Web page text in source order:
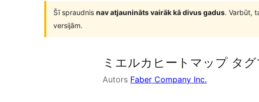
Šī spraudnis nav atjaunināts vairāk kā divus gadus. Varbūt,
versijām.
ミエルカヒートマップ タ
Autors Faber Company Inc.